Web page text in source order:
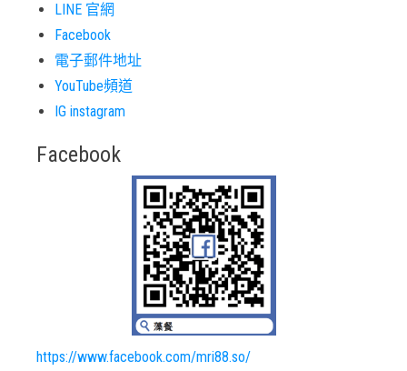
LINE 官網
Facebook
電子郵件地址
YouTube頻道
IG instagram
Facebook
https://www.facebook.com/mri88.so/